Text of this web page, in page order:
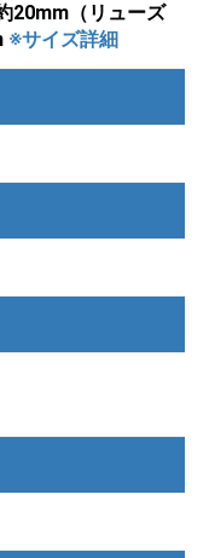
（リューズ
※サイズ詳細